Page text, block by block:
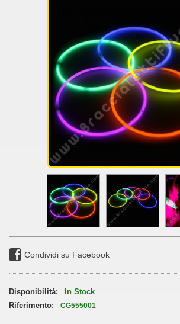
Condividi su Facebook
Disponibilità:
In Stock
Riferimento:
CG555001